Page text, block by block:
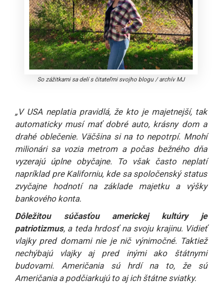
So zážitkami sa delí s čitateľmi svojho blogu/archív MJ
„V USA neplatia pravidlá, že kto je majetnejší, tak
automaticky musí mať dobré auto, krásny dom a
drahé oblečenie. Väčšina si na to nepotrpí. Mnohí
milionári sa vozia metrom a počas bežného dňa
vyzerajú úplne obyčajne. To však často neplatí
napríklad pre Kaliforniu, kde sa spoločenský status
zvyčajne hodnotí na základe majetku a výšky
bankového konta.
Dôležitou súčasťou americkej kultúry je
patriotizmus, a teda hrdosť na svoju krajinu. Vidieť
vlajky pred domami nie je nič výnimočné. Taktiež
nechýbajú vlajky aj pred inými ako štátnymi
budovami. Američania sú hrdí na to, že sú
Američania a podčiarkujú to aj ich štátne sviatky.